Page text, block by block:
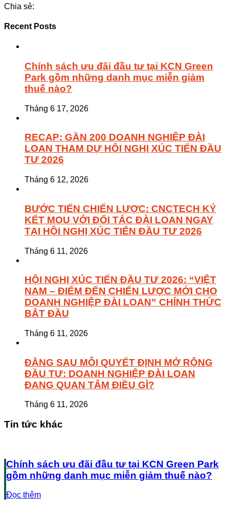
Chia sẻ:
Recent Posts
Chính sách ưu đãi đầu tư tại KCN Green
Park gồm những danh mục miễn giảm
thuế nào?
Tháng 6 17, 2026
RECAP: GẦN 200 DOANH NGHIỆP ĐÀI
LOAN THAM DỰ HỘI NGHỊ XÚC TIẾN ĐẦU
TƯ 2026
Tháng 6 12, 2026
BƯỚC TIẾN CHIẾN LƯỢC: CNCTECH KÝ
KẾT MOU VỚI ĐỐI TÁC ĐÀI LOAN NGAY
TẠI HỘI NGHỊ XÚC TIẾN ĐẦU TƯ 2026
Tháng 6 11, 2026
HỘI NGHỊ XÚC TIẾN ĐẦU TƯ 2026: “VIỆT
NAM – ĐIỂM ĐẾN CHIẾN LƯỢC MỚI CHO
DOANH NGHIỆP ĐÀI LOAN” CHÍNH THỨC
BẮT ĐẦU
Tháng 6 11, 2026
ĐẰNG SAU MỖI QUYẾT ĐỊNH MỞ RỘNG
ĐẦU TƯ: DOANH NGHIỆP ĐÀI LOAN
ĐANG QUAN TÂM ĐIỀU GÌ?
Tháng 6 11, 2026
Tin tức khác
Chính sách ưu đãi đầu tư tại KCN Green Park
gồm những danh mục miễn giảm thuế nào?
Đọc thêm